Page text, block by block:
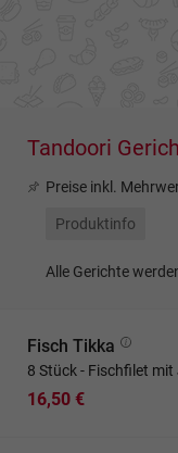
Tandoori
Preise inkl.
Produktinfo
Alle Gerichte
Fisch Tikka
8 Stück - Fischfilet
16,50 €